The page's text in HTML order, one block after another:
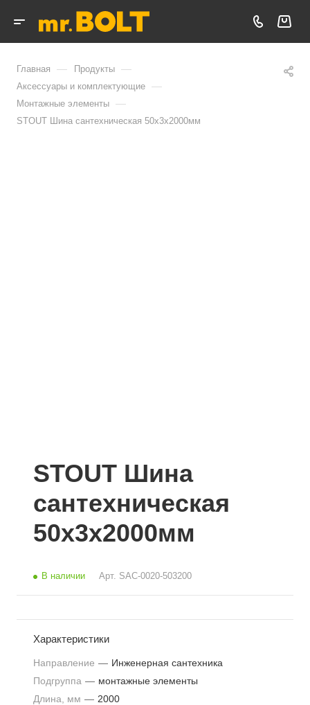
Главная — Продукты —
Аксессуары и комплектующие —
Монтажные элементы —
STOUT Шина сантехническая 50x3x2000мм
STOUT Шина
сантехническая
50x3x2000мм
В наличии Арт. SAC-0020-503200
Характеристики
Направление — Инженерная сантехника
Подгруппа — монтажные элементы
Длина, мм — 2000